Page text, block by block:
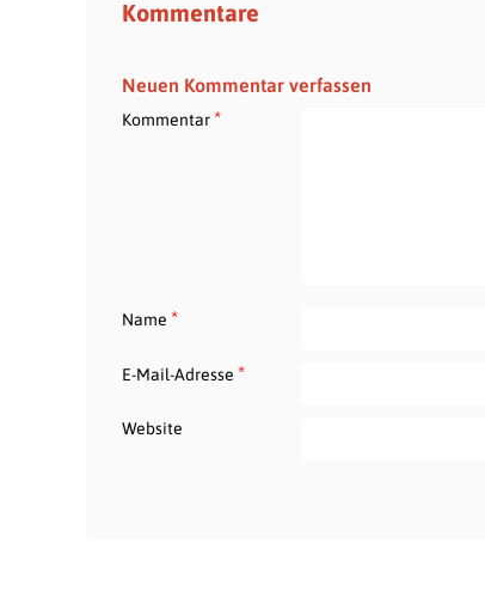
Kommentare
Neuen Kommentar verfassen
Kommentar*
Name *
E-Mail-Adresse *
Website